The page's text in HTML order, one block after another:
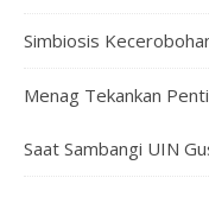
Simbiosis
Menag Tekankan
Saat Sambangi UIN